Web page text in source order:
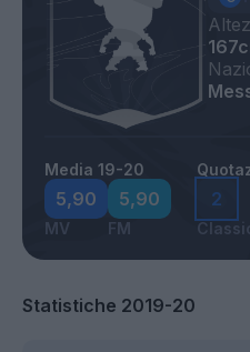
Media 19-20
5,90
MV
5,90
FM
2
Statistiche 2019-20